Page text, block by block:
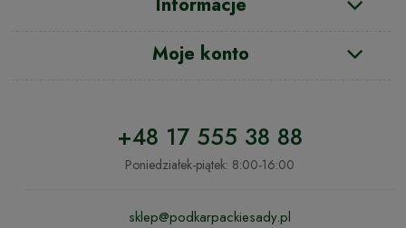
Informacje
Moje konto
+48 17 555 38 88
Poniedziałek-piątek: 8:00-16:00
sklep@podkarpackiesady.pl